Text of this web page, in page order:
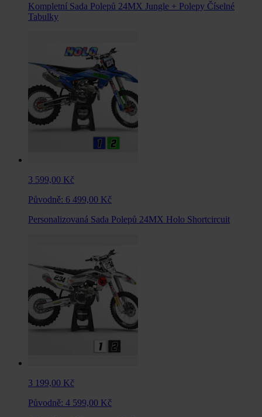
Kompletní Sada Polepů 24MX Jungle + Polepy Číselné
Tabulky
3 599,00 Kč
Původně: 6 499,00 Kč
Personalizovaná Sada Polepů 24MX Holo Shortcircuit
3 199,00 Kč
Původně: 4 599,00 Kč